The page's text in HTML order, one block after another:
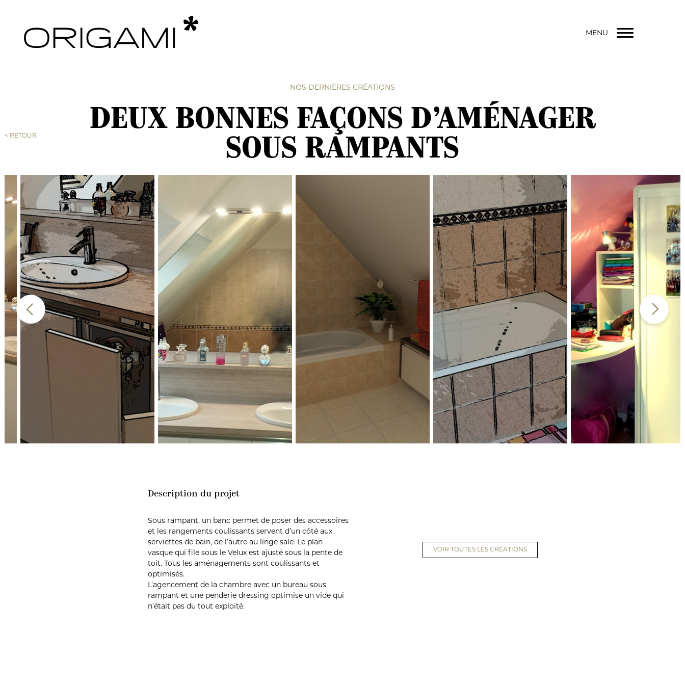
MENU
NOS DERNIÈRES CRÉATIONS
DEUX BONNES FAÇONS D’AMÉNAGER
SOUS RAMPANTS
< RETOUR
Description du projet
Sous rampant, un banc permet de poser des accessoires
et les rangements coulissants servent d’un côté aux
serviettes de bain, de l’autre au linge sale. Le plan
vasque qui file sous le Velux est ajusté sous la pente de
toit. Tous les aménagements sont coulissants et
optimisés.
L’agencement de la chambre avec un bureau sous
rampant et une penderie dressing optimise un vide qui
n’était pas du tout exploité.
VOIR TOUTES LES CRÉATIONS